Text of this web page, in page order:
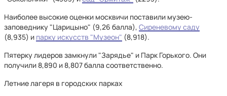
Наиболее высокие оценки москвичи поставили музею-
заповеднику "Царицыно" (9,26 балла), Сиреневому саду
(8,935) и парку искусств "Музеон" (8,918).
Пятерку лидеров замкнули "Зарядье" и Парк Горького. Они
получили 8,890 и 8,807 балла соответственно.
Летние лагеря в городских парках